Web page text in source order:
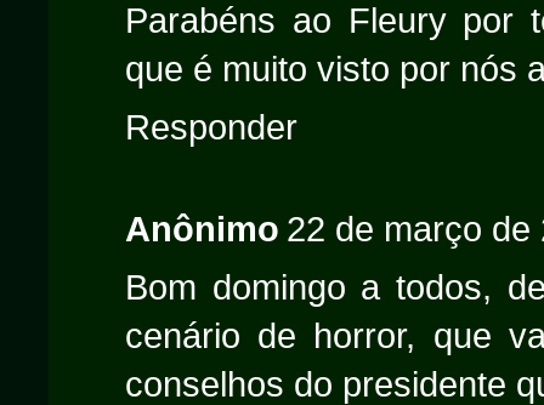
Parabéns ao Fleury por
que é muito visto por nós
Responder
Anônimo 22 de março de
Bom domingo a todos,
cenário de horror, que
conselhos do presidente